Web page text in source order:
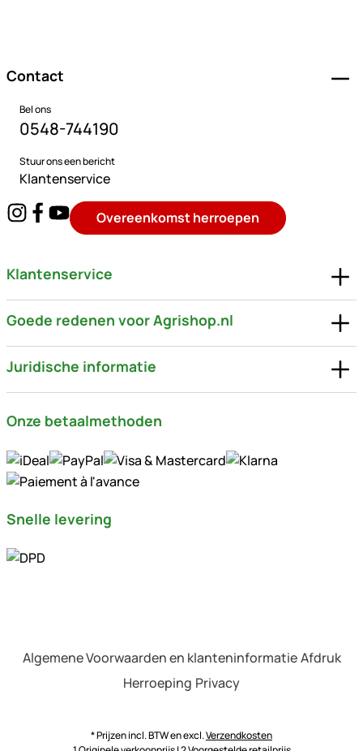
Contact
Bel ons
0548-744190
Stuur ons een bericht
Klantenservice
Overeenkomst herroepen
Klantenservice
Goede redenen voor Agrishop.nl
Juridische informatie
Onze betaalmethoden
Snelle levering
Algemene Voorwaarden en klanteninformatie Afdruk
Herroeping Privacy
* Prijzen incl. BTW en excl.Verzendkosten